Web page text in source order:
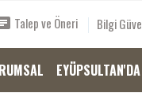
Talep ve Öneri Bilgi